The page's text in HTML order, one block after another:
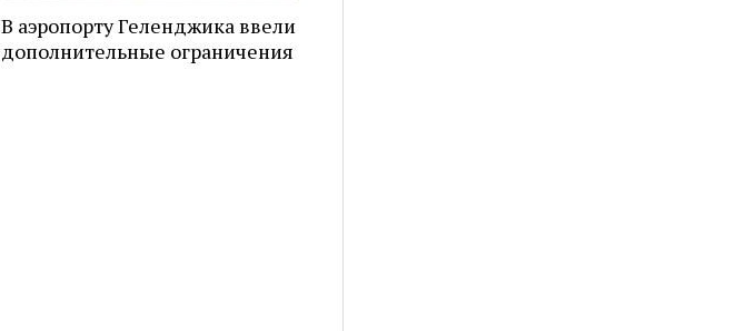
В аэропорту Геленджика ввели
дополнительные ограничения